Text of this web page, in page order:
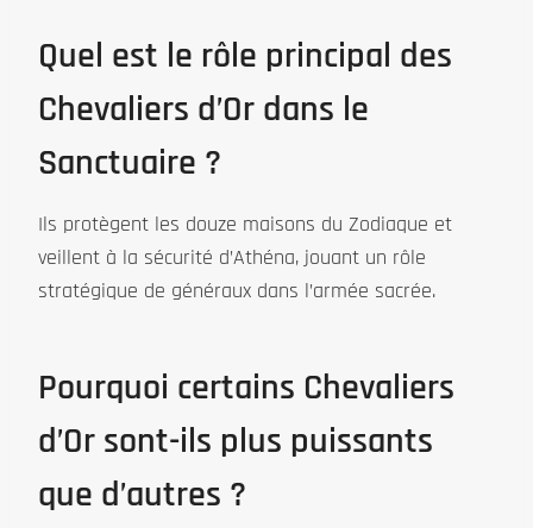
Quel est le rôle principal des
Chevaliers d’Or dans le
Sanctuaire ?
Ils protègent les douze maisons du Zodiaque et
veillent à la sécurité d’Athéna, jouant un rôle
stratégique de généraux dans l’armée sacrée.
Pourquoi certains Chevaliers
d’Or sont-ils plus puissants
que d’autres ?